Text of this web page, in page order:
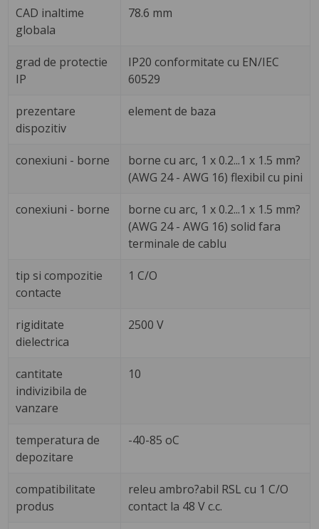
CAD inaltime
globala
78.6 mm
grad de protectie
IP
IP20 conformitate cu EN/IEC
60529
prezentare
dispozitiv
element de baza
conexiuni - borne
borne cu arc, 1 x 0.2...1 x 1.5 mm?
(AWG 24 - AWG 16) flexibil cu pini
conexiuni - borne
borne cu arc, 1 x 0.2...1 x 1.5 mm?
(AWG 24 - AWG 16) solid fara
terminale de cablu
tip si compozitie
contacte
1 C/O
rigiditate
dielectrica
2500 V
cantitate
indivizibila de
vanzare
10
temperatura de
depozitare
-40-85 oC
compatibilitate
produs
releu ambro?abil RSL cu 1 C/O
contact la 48 V c.c.